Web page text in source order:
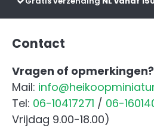
Contact
Vragen of opmerkingen?
Mail:
Tel: 06-10417271 / 06-
Vrijdag 9.00-18.00)